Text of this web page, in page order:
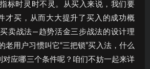
标时灵时不灵。从买入来说，我们要
才买，从而大大提升了买入的成功概
卖战法—趋势活金三步战法的设计理
老用户习惯叫它“三把锁”买入法，什么
对应哪三个条件呢？咱们不妨一起来详